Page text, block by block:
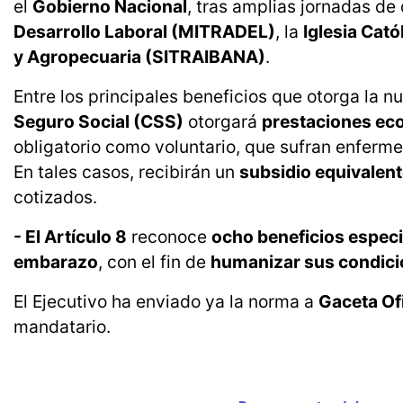
el Gobierno Nacional , tras amplias jornadas
Desarrollo Laboral (MITRADEL), la Iglesia
y Agropecuaria (SITRAIBANA).
Entre los principales beneficios que otorga la
Seguro Social (CSS) otorgará prestaciones
obligatorio como voluntario, que sufran
En tales casos, recibirán un subsidio
cotizados.
- El Artículo 8 reconoce ocho beneficios
embarazo, con el fin de humanizar sus
El Ejecutivo ha enviado ya la norma a Gaceta
mandatario.